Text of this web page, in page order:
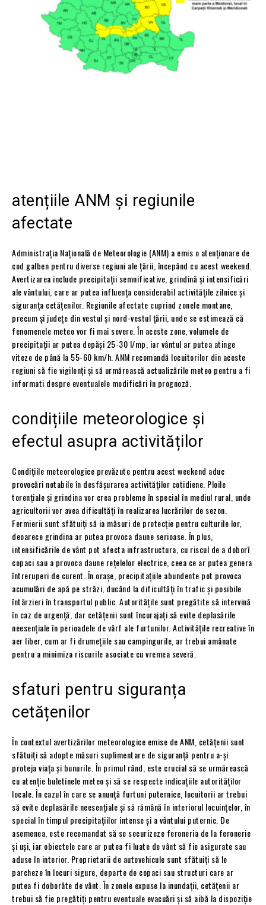
atențiile ANM și regiunile
afectate
Administrația Națională de Meteorologie (ANM) a emis o atenționare de
cod galben pentru diverse regiuni ale țării, începând cu acest weekend.
Avertizarea include precipitații semnificative, grindină și intensificări
ale vântului, care ar putea influența considerabil activitățile zilnice și
siguranța cetățenilor. Regiunile afectate cuprind zonele montane,
precum și județe din vestul și nord-vestul țării, unde se estimează că
fenomenele meteo vor fi mai severe. În aceste zone, volumele de
precipitații ar putea depăși 25-30 l/mp, iar vântul ar putea atinge
viteze de până la 55-60 km/h. ANM recomandă locuitorilor din aceste
regiuni să fie vigilenți și să urmărească actualizările meteo pentru a fi
informati despre eventualele modificări în prognoză.
condițiile meteorologice și
efectul asupra activităților
Condițiile meteorologice prevăzute pentru acest weekend aduc
provocări notabile în desfășurarea activităților cotidiene. Ploile
torențiale și grindina vor crea probleme în special în mediul rural, unde
agricultorii vor avea dificultăți în realizarea lucrărilor de sezon.
Fermierii sunt sfătuiți să ia măsuri de protecție pentru culturile lor,
deoarece grindina ar putea provoca daune serioase. În plus,
intensificările de vânt pot afecta infrastructura, cu riscul de a doborî
copaci sau a provoca daune rețelelor electrice, ceea ce ar putea genera
întreruperi de curent. În orașe, precipitațiile abundente pot provoca
acumulări de apă pe străzi, ducând la dificultăți în trafic și posibile
întârzieri în transportul public. Autoritățile sunt pregătite să intervină
în caz de urgență, dar cetățenii sunt încurajați să evite deplasările
neesențiale în perioadele de vârf ale furtunilor. Activitățile recreative în
aer liber, cum ar fi drumețiile sau campingurile, ar trebui amânate
pentru a minimiza riscurile asociate cu vremea severă.
sfaturi pentru siguranța
cetățenilor
În contextul avertizărilor meteorologice emise de ANM, cetățenii sunt
sfătuiți să adopte măsuri suplimentare de siguranță pentru a-și
proteja viața și bunurile. În primul rând, este crucial să se urmărească
cu atenție buletinele meteo și să se respecte indicațiile autorităților
locale. În cazul în care se anunță furtuni puternice, locuitorii ar trebui
să evite deplasările neesențiale și să rămână în interiorul locuințelor, în
special în timpul precipitațiilor intense și a vântului puternic. De
asemenea, este recomandat să se securizeze feroneria de la feronerie
și uși, iar obiectele care ar putea fi luate de vânt să fie asigurate sau
aduse în interior. Proprietarii de autovehicule sunt sfătuiți să le
parcheze în locuri sigure, departe de copaci sau structuri care ar
putea fi doborâte de vânt. În zonele expuse la inundații, cetățenii ar
trebui să fie pregătiți pentru eventuale evacuări și să aibă la dispoziție